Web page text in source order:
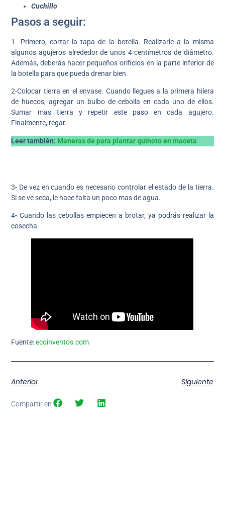
Cuchillo
Pasos a seguir:
1- Primero, cortar la tapa de la botella. Realizarle a la misma
algunos agujeros alrededor de unos 4 centímetros de diámetro.
Además, deberás hacer pequeños orificios en la parte inferior de
la botella para que pueda drenar bien.
2-Colocar tierra en el envase. Cuando llegues a la primera hilera
de huecos, agregar un bulbo de cebolla en cada uno de ellos.
Sumar mas tierra y repetir este paso en cada agujero.
Finalmente, regar.
Leer también: Maneras de para plantar quinoto en maceta
3- De vez en cuando es necesario controlar el estado de la tierra.
Si se ve seca, le hace falta un poco mas de agua.
4- Cuando las cebollas empiecen a brotar, ya podrás realizar la
cosecha.
Fuente:ecoinventos.com
Anterior Siguiente
Compartir en